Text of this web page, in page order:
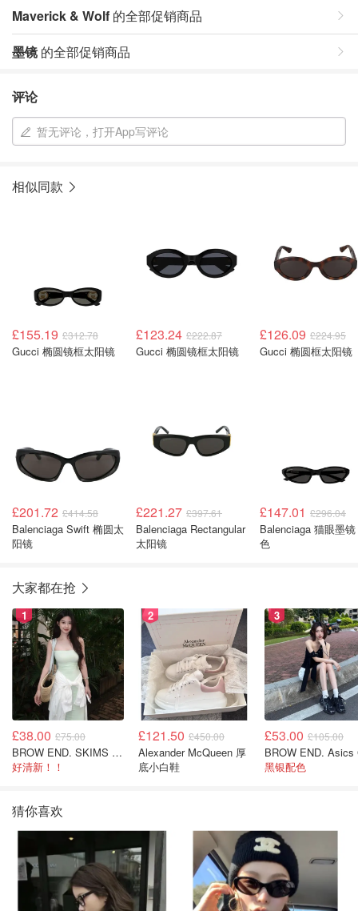
Maverick & Wolf 的全部促销商品
墨镜 的全部促销商品
评论
暂无评论，打开App写评论
相似同款
£155.19 £312.78
Gucci 椭圆镜框太阳镜
£123.24 £222.87
Gucci 椭圆镜框太阳镜
£126.09 £224.95
Gucci 椭圆框太阳镜
£201.72 £414.58
Balenciaga Swift 椭圆太
阳镜
£221.27 £397.61
Balenciaga Rectangular
太阳镜
£147.01 £296.04
Balenciaga 猫眼墨
色
大家都在抢
1
£38.00 £75.00
BROW END. SKIMS Cotton Rib 长款背心连衣裙 薄荷绿
好清新！！
2
£121.50 £450.00
Alexander McQueen 厚
底小白鞋
3
£53.00 £105.00
黑银配色
猜你喜欢